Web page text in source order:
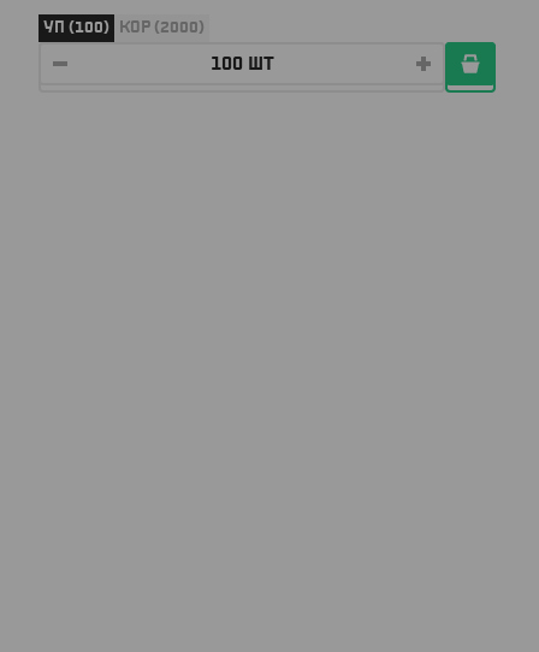
УП (100) КОР (2000)